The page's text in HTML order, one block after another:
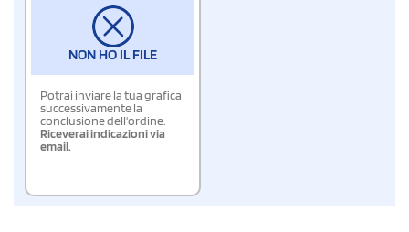
NON HO IL FILE
Potrai inviare la tua grafica
successivamente la
conclusione dell'ordine.
Riceverai indicazioni via
email.